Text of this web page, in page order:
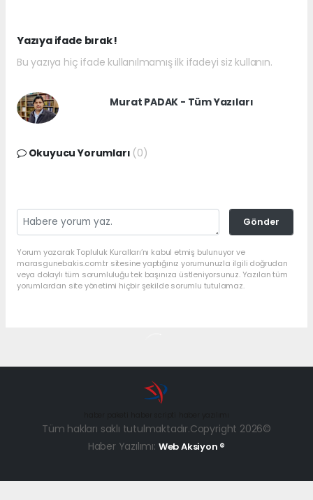
Yazıya ifade bırak !
Bu yazıya hiç ifade kullanılmamış ilk ifadeyi siz kullanın.
Murat PADAK - Tüm Yazıları
Okuyucu Yorumları (0)
Gönder
Yorum yazarak Topluluk Kuralları’nı kabul etmiş bulunuyor ve
marasgunebakis.com.tr sitesine yaptığınız yorumunuzla ilgili doğrudan
veya dolaylı tüm sorumluluğu tek başınıza üstleniyorsunuz. Yazılan tüm
yorumlardan site yönetimi hiçbir şekilde sorumlu tutulamaz.
Tüm hakları saklı tutulmaktadır.Copyright 2026©
Haber Yazılımı: Web Aksiyon ®